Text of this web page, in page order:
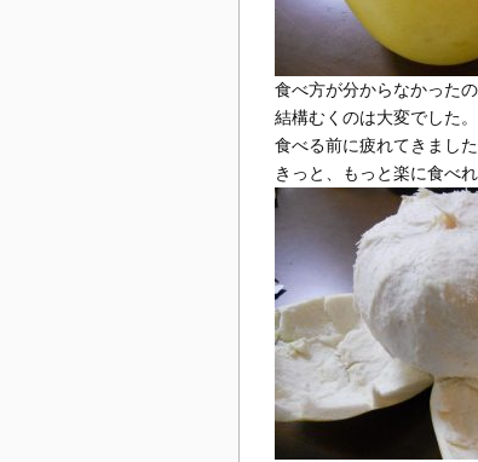
食べ方が分からなかった
結構むくのは大変でした。
食べる前に疲れてきまし
きっと、もっと楽に食べ